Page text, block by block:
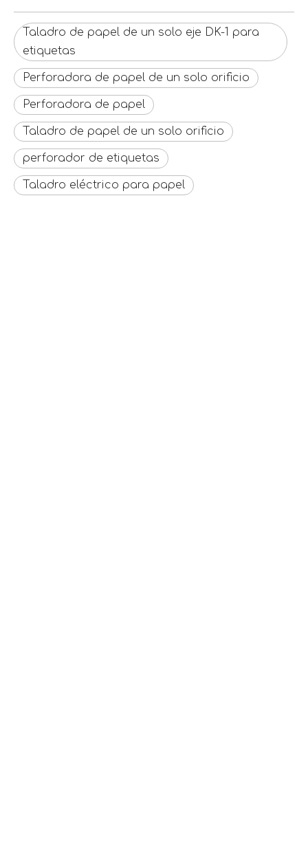
Taladro de papel de un solo eje DK-1 para
etiquetas
Perforadora de papel de un solo orificio
Perforadora de papel
Taladro de papel de un solo orificio
perforador de etiquetas
Taladro eléctrico para papel